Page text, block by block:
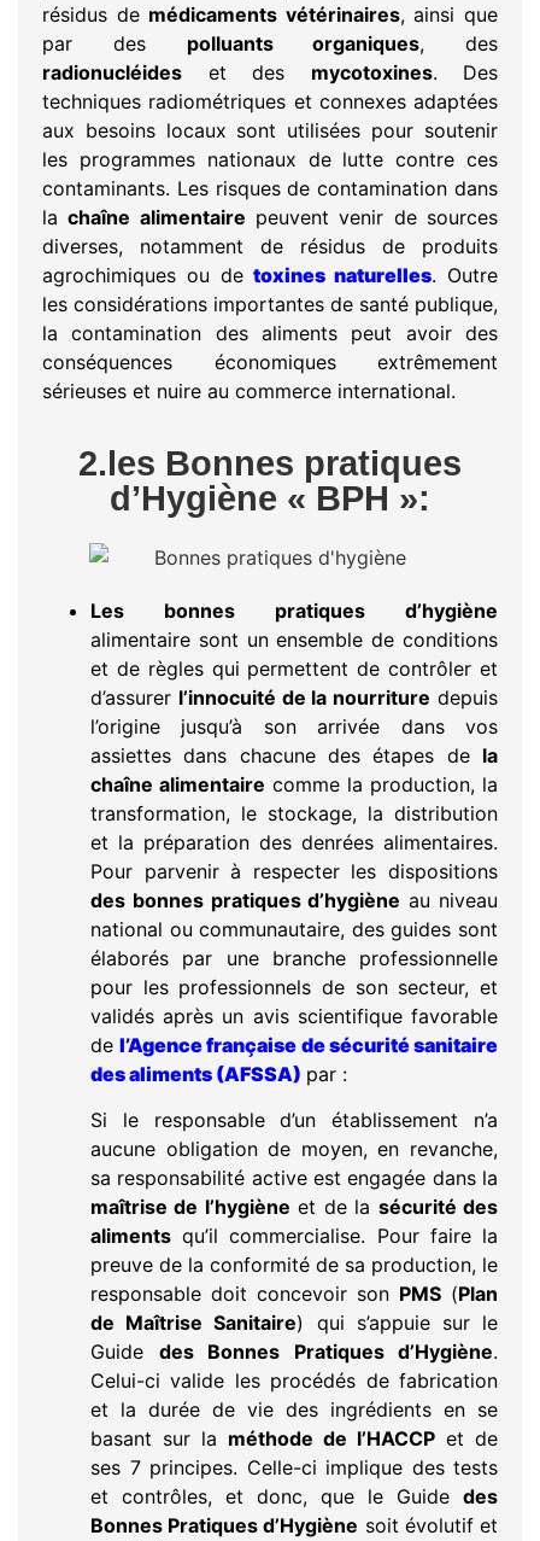
résidus de médicaments vétérinaires, ainsi que
par des polluants organiques, des
radionucléides et des mycotoxines. Des
techniques radiométriques et connexes adaptées
aux besoins locaux sont utilisées pour soutenir
les programmes nationaux de lutte contre ces
contaminants. Les risques de contamination dans
lachaîne alimentaire peuvent venir de sources
diverses, notamment de résidus de produits
agrochimiques ou detoxines naturelles. Outre
les considérations importantes de santé publique,
la contamination des aliments peut avoir des
conséquences économiques extrêmement
sérieuses et nuire au commerce international.
2.les Bonnes pratiques
d’Hygiène « BPH »:
Les bonnes pratiques d’hygiène
alimentaire sont un ensemble de conditions
et de règles qui permettent de contrôler et
d’assurer l’innocuité de la nourriture depuis
l’origine jusqu’à son arrivée dans vos
assiettes dans chacune des étapes de la
chaîne alimentaire comme la production, la
transformation, le stockage, la distribution
et la préparation des denrées alimentaires.
Pour parvenir à respecter les dispositions
des bonnes pratiques d’hygiène au niveau
national ou communautaire, des guides sont
élaborés par une branche professionnelle
pour les professionnels de son secteur, et
validés après un avis scientifique favorable
del’Agence française de sécurité sanitaire
des aliments (AFSSA) par :
Si le responsable d’un établissement n’a
aucune obligation de moyen, en revanche,
sa responsabilité active est engagée dans la
maîtrise de l’hygiène et de la sécurité des
aliments qu’il commercialise. Pour faire la
preuve de la conformité de sa production, le
responsable doit concevoir son PMS (Plan
de Maîtrise Sanitaire) qui s’appuie sur le
Guide des Bonnes Pratiques d’Hygiène.
Celui-ci valide les procédés de fabrication
et la durée de vie des ingrédients en se
basant sur la méthode de l’HACCP et de
ses 7 principes. Celle-ci implique des tests
et contrôles, et donc, que le Guide des
Bonnes Pratiques d’Hygiène soit évolutif et